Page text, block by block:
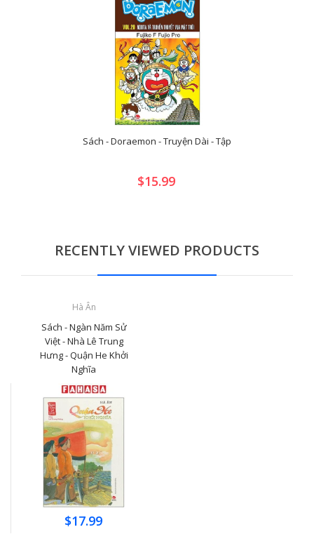
Sách - Doraemon - Truyện Dài - Tập
$15.99
RECENTLY VIEWED PRODUCTS
Hà Ân
Sách - Ngàn Năm Sử
Việt - Nhà Lê Trung
Hưng - Quận He Khởi
Nghĩa
$17.99